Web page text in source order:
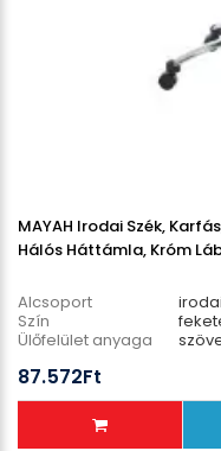
MAYAH Irodai Szék,
Hálós Háttámla, Króm
Alcsoport
Szín
Ülőfelület anyaga
Teherbírás
87.572Ft